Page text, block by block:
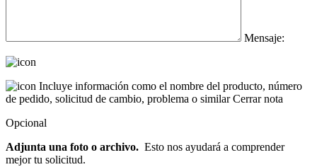
Mensaje:
Incluye información como el nombre del producto, número
de pedido, solicitud de cambio, problema o similar Cerrar nota
Opcional
Adjunta una foto o archivo. Esto nos ayudará a comprender
mejor tu solicitud.